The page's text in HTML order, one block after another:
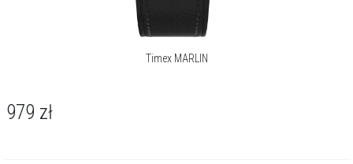
Timex MARLIN
979 zł